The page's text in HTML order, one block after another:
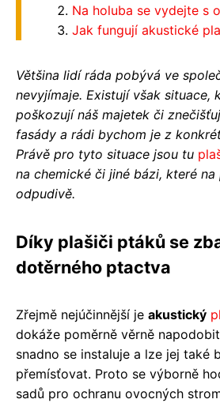
Na holuba se vydejte s
Jak fungují akustické
Většina lidí ráda pobývá ve
nevyjímaje. Existují však situace,
poškozují náš majetek či
fasády a rádi bychom je z
Právě pro tyto situace jsou tu
na chemické či jiné bázi, které
odpudivě.
Díky plašiči ptáků se
dotěrného ptactva
Zřejmě nejúčinnější je akustický
dokáže poměrně věrně
snadno se instaluje a lze jej také
přemísťovat. Proto se výborně
sadů pro ochranu ovocných